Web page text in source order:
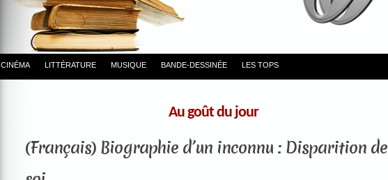
CINÉMA LITTÉRATURE MUSIQUE BANDE-DESSINÉE LES TOPS
Au goût du jour
(Français) Biographie d’un inconnu : Disparition de